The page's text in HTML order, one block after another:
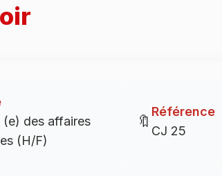
(e) des affaires
(H/F)
🔖
Référence
CJ 25